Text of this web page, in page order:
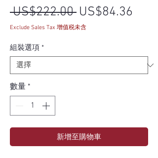
US$222.00 一般價格
US$84.36
Exclude Sales Tax 增值税未含
組裝選項 *
數量 *
新增至購物車